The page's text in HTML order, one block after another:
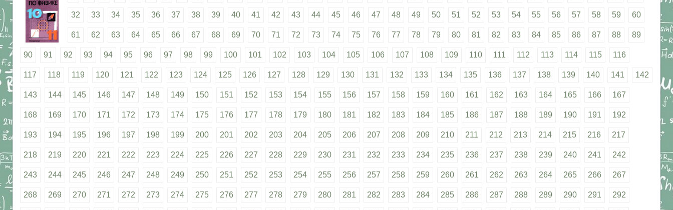
32 33 34 35 36 37 38 39 40 41 42 43 44 45 46 47 48 49 50 51 52 53 54 55 56 57 58 59 60
61 62 63 64 65 66 67 68 69 70 71 72 73 74 75 76 77 78 79 80 81 82 83 84 85 86 87 88 89
90 91 92 93 94 95 96 97 98 99 100 101 102 103 104 105 106 107 108 109 110 111 112 113 114 115 116
117 118 119 120 121 122 123 124 125 126 127 128 129 130 131 132 133 134 135 136 137 138 139 140 141 142
143 144 145 146 147 148 149 150 151 152 153 154 155 156 157 158 159 160 161 162 163 164 165 166 167
168 169 170 171 172 173 174 175 176 177 178 179 180 181 182 183 184 185 186 187 188 189 190 191 192
193 194 195 196 197 198 199 200 201 202 203 204 205 206 207 208 209 210 211 212 213 214 215 216 217
218 219 220 221 222 223 224 225 226 227 228 229 230 231 232 233 234 235 236 237 238 239 240 241 242
243 244 245 246 247 248 249 250 251 252 253 254 255 256 257 258 259 260 261 262 263 264 265 266 267
268 269 270 271 272 273 274 275 276 277 278 279 280 281 282 283 284 285 286 287 288 289 290 291 292